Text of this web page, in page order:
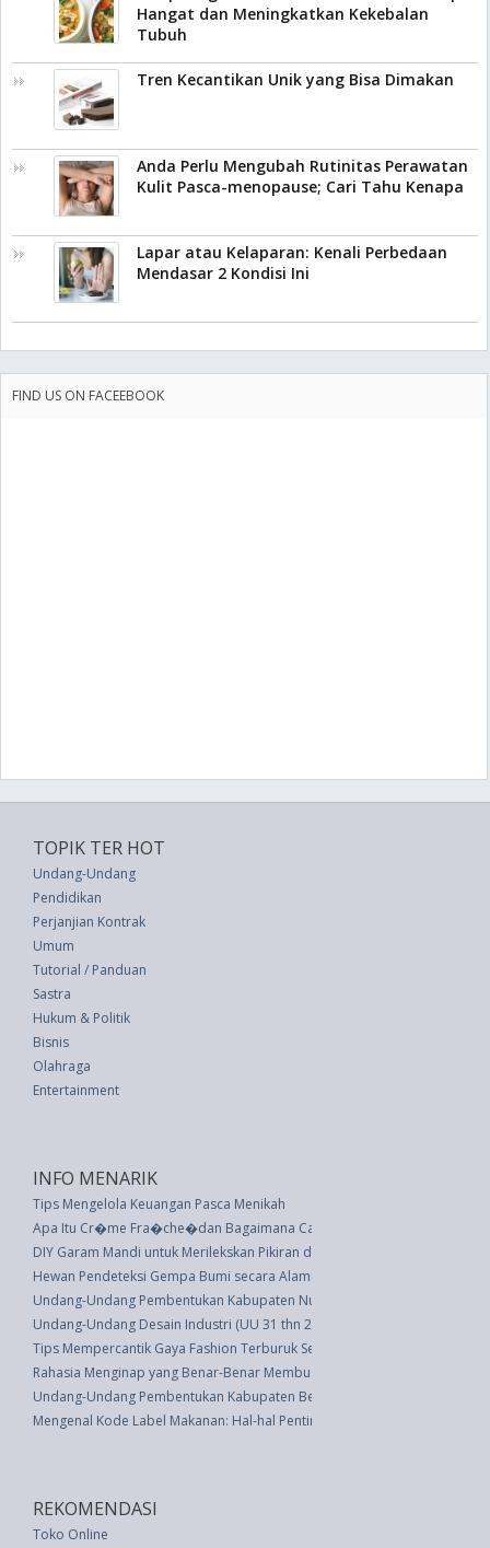
Hangat dan Meningkatkan Kekebalan
Tubuh
Tren Kecantikan Unik yang Bisa Dimakan
Anda Perlu Mengubah Rutinitas Perawatan
Kulit Pasca-menopause; Cari Tahu Kenapa
Lapar atau Kelaparan: Kenali Perbedaan
Mendasar 2 Kondisi Ini
FIND US ON FACEEBOOK
TOPIK TER HOT
Undang-Undang
Pendidikan
Perjanjian Kontrak
Umum
Tutorial / Panduan
Sastra
Hukum & Politik
Bisnis
Olahraga
Entertainment
INFO MENARIK
Tips Mengelola Keuangan Pasca Menikah
Apa Itu Cr�me Fra�che�dan Bagaimana Cara Membuatnya Di Rumah?
DIY Garam Mandi untuk Merilekskan Pikiran dan Tubuh Anda
Hewan Pendeteksi Gempa Bumi secara Alami
Undang-Undang Pembentukan Kabupaten Nunukan, Kabupaten
Undang-Undang Desain Industri (UU 31 thn 2000)
Tips Mempercantik Gaya Fashion Terburuk Seleb
Rahasia Menginap yang Benar-Benar Membuat Tidur
Undang-Undang Pembentukan Kabupaten Bener Meriah Di Provinsi
Mengenal Kode Label Makanan: Hal-hal Penting yang Perlu
REKOMENDASI
Toko Online